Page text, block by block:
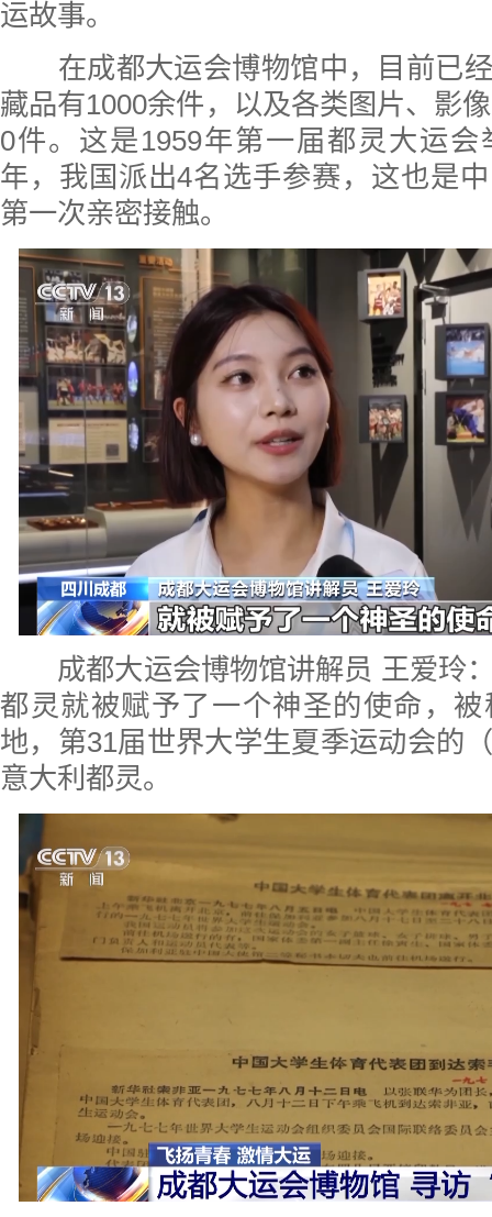
运故事。
在成都大运会博物馆中，目前已经
藏品有1000余件，以及各类图片、影
0件。这是1959年第一届都灵大运
年，我国派出4名选手参赛，这也是
第一次亲密接触。
成都大运会博物馆讲解员 王爱玲
都灵就被赋予了一个神圣的使命，
地，第31届世界大学生夏季运动会的
意大利都灵。